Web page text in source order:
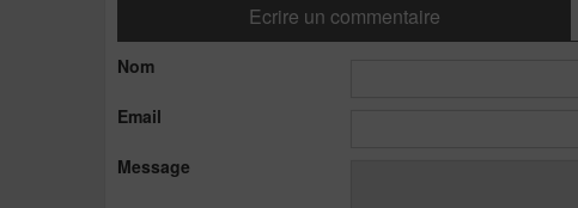
Ecrire un commentaire
Nom
Email
Message